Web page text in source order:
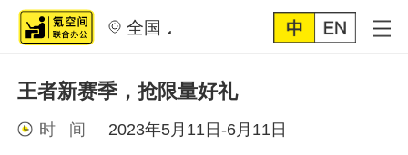
全国
王者新赛季，抢限量好礼
时 间 2023年5月11日-6月11日